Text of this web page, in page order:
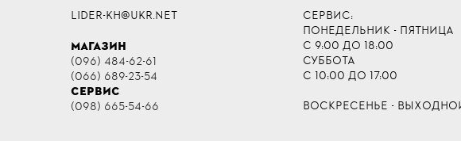
LIDER-KH@UKR.NET
МАГАЗИН
(096) 484-62-61
(066) 689-23-54
СЕРВИС
(098) 665-54-66
СЕРВИС:
ПОНЕДЕЛЬНИК - ПЯТНИЦА
С 9:00 ДО 18:00
СУББОТА
С 10:00 ДО 17:00
ВОСКРЕСЕНЬЕ -